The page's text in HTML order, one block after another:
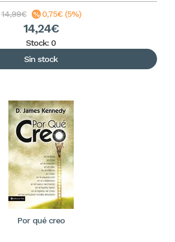
14,99€ 0,75€ (5%)
14,24€
Stock: 0
Sin stock
Por qué creo